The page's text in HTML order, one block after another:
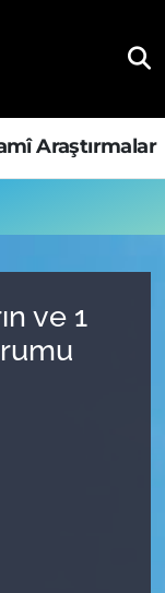
Araştırmalar
ve 1